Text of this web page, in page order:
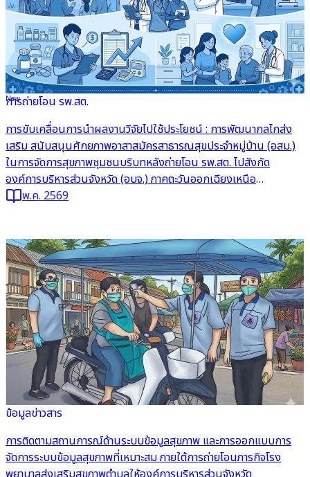
อ่านต่อ
New
การถ่ายโอน รพ.สต.
การขับเคลื่อนการนำผลงานวิจัยไปใช้ประโยชน์ : การพัฒนากลไกส่ง
เสริม สนับสนุนศักยภาพอาสาสมัครสาธารณสุขประจำหมู่บ้าน (อสม.)
ในการจัดการสุขภาพชุมชนบริบทหลังถ่ายโอน รพ.สต. ไปสังกัด
องค์การบริหารส่วนจังหวัด (อบจ.) ภาคตะวันออกเฉียงเหนือ
ประเทศไทย
พ.ค. 2569
อ่านต่อ
ข้อมูลข่าวสาร
การติดตามสถานการณ์ด้านระบบข้อมูลสุขภาพ และการออกแบบการ
จัดการระบบข้อมูลสุขภาพที่เหมาะสม ภายใต้การถ่ายโอนภารกิจโรง